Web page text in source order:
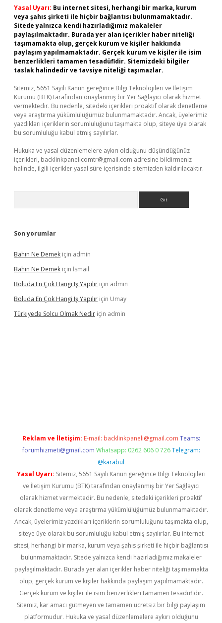
Yasal Uyarı: Bu internet sitesi, herhangi bir marka, kurum
veya şahıs şirketi ile hiçbir bağlantısı bulunmamaktadır.
Sitede yalnızca kendi hazırladığımız makaleler
paylaşılmaktadır. Burada yer alan içerikler haber niteliği
taşımamakta olup, gerçek kurum ve kişiler hakkında
paylaşım yapılmamaktadır. Gerçek kurum ve kişiler ile isim
benzerlikleri tamamen tesadüfidir. Sitemizdeki bilgiler
taslak halindedir ve tavsiye niteliği taşımazlar.
Sitemiz, 5651 Sayılı Kanun gereğince Bilgi Teknolojileri ve İletişim
Kurumu (BTK) tarafından onaylanmış bir Yer Sağlayıcı olarak hizmet
vermektedir. Bu nedenle, sitedeki içerikleri proaktif olarak denetleme
veya araştırma yükümlülüğümüz bulunmamaktadır. Ancak, üyelerimiz
yazdıkları içeriklerin sorumluluğunu taşımakta olup, siteye üye olarak
bu sorumluluğu kabul etmiş sayılırlar.
Hukuka ve yasal düzenlemelere aykırı olduğunu düşündüğünüz
içerikleri, backlinkpanelicomtr@gmail.com adresine bildirmeniz
halinde, ilgili içerikler yasal süre içerisinde sitemizden kaldırılacaktır.
Son yorumlar
Bahın Ne Demek için admin
Bahın Ne Demek için İsmail
Boluda En Çok Hangi Iş Yapılır için admin
Boluda En Çok Hangi Iş Yapılır için Umay
Türkiyede Solcu Olmak Nedir için admin
Reklam ve İletişim: E-mail: backlinkpaneli@gmail.com Teams:
forumhizmeti@gmail.com Whatsapp: 0262 606 0 726 Telegram:
@karabul
Yasal Uyarı: Sitemiz, 5651 Sayılı Kanun gereğince Bilgi Teknolojileri
ve İletişim Kurumu (BTK) tarafından onaylanmış bir Yer Sağlayıcı
olarak hizmet vermektedir. Bu nedenle, sitedeki içerikleri proaktif
olarak denetleme veya araştırma yükümlülüğümüz bulunmamaktadır.
Ancak, üyelerimiz yazdıkları içeriklerin sorumluluğunu taşımakta olup,
siteye üye olarak bu sorumluluğu kabul etmiş sayılırlar. Bu internet
sitesi, herhangi bir marka, kurum veya şahıs şirketi ile hiçbir bağlantısı
bulunmamaktadır. Sitede yalnızca kendi hazırladığımız makaleler
paylaşılmaktadır. Burada yer alan içerikler haber niteliği taşımamakta
olup, gerçek kurum ve kişiler hakkında paylaşım yapılmamaktadır.
Gerçek kurum ve kişiler ile isim benzerlikleri tamamen tesadüfidir.
Sitemiz, kar amacı gütmeyen ve tamamen ücretsiz bir bilgi paylaşım
platformudur. Hukuka ve yasal düzenlemelere aykırı olduğunu